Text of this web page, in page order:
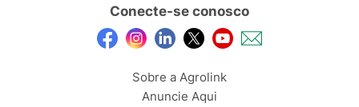
Conecte-se conosco
Sobre a Agrolink
Anuncie Aqui